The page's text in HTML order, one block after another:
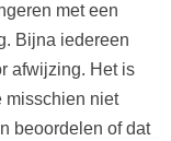
met een
Bijna iedereen
afwijzing. Het is
misschien niet
beoordelen of dat